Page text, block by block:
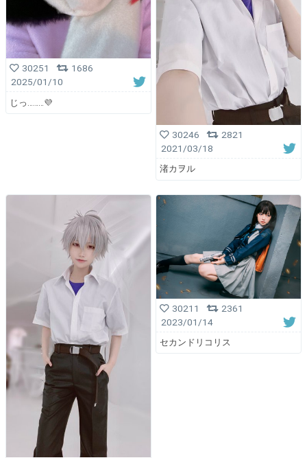
30251
1686
2025/01/10
じっ………💜
30246
2821
2021/03/18
渚カヲル
30211
2361
2023/01/14
セカンドリコリス